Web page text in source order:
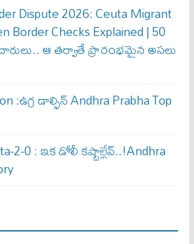
Dispute 2026: Ceuta Migrant
Border Checks Explained | 50
ఆ తర్వాతే ప్రారంభ‌మైన అసలు
:ఉగ్ర డాల్ఫిన్ Andhra Prabha Top
2-0 : ఇక డోలీ క‌ష్టాల్లేవ్..!Andhra